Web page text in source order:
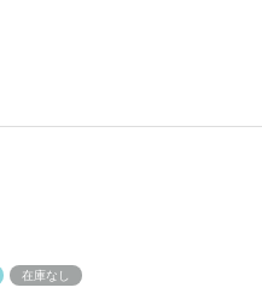
在庫なし